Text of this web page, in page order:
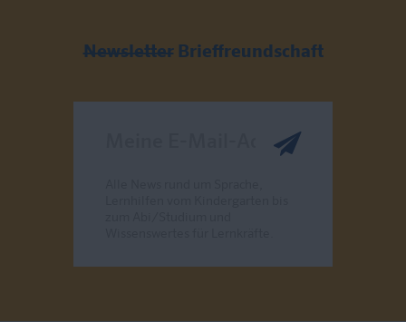
Newsletter Brieffreundschaft